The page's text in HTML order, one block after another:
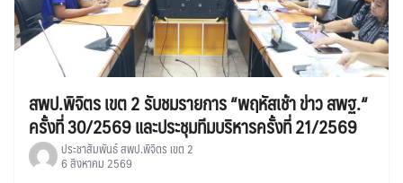
สพป.พิจิตร เขต 2 รับชมรายการ “พฤหัสเช้า ข่าว สพฐ.“
ครั้งที่ 30/2569 และประชุมทีมบริหารครั้งที่ 21/2569
ประชาสัมพันธ์ สพป.พิจิตร เขต 2
6 สิงหาคม 2569